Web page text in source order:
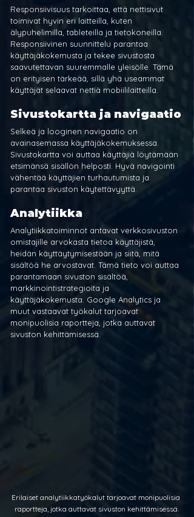
Responsiivisuus tarkoittaa, että nettisivut
toimivat hyvin eri laitteilla, kuten
älypuhelimilla, tableteilla ja tietokoneilla.
Responsiivinen suunnittelu parantaa
käyttäjäkokemusta ja tekee sivustosta
saavutettavan suuremmalle yleisölle. Tämä
on erityisen tärkeää, sillä yhä useammat
käyttäjät selaavat nettiä mobiililaitteilla.
Sivustokartta ja navigaatio
Selkeä ja looginen navigaatio on
avainasemassa käyttäjäkokemuksessa.
Sivustokartta voi auttaa käyttäjiä löytämään
etsimänsä sisällön helposti. Hyvä navigointi
vähentää käyttäjien turhautumista ja
parantaa sivuston käytettävyyttä.
Analytiikka
Analytiikkatoiminnot antavat verkkosivuston
omistajille arvokasta tietoa käyttäjistä,
heidän käyttäytymisestään ja siitä, mitä
sisältöä he arvostavat. Tämä tieto voi auttaa
parantamaan sivuston sisältöä,
markkinointistrategioita ja
käyttäjäkokemusta. Google Analytics ja
muut vastaavat työkalut tarjoavat
monipuolisia raportteja, jotka auttavat
sivuston kehittämisessä.
Erilaiset analytiikkatyökalut tarjoavat monipuolisia
raportteja, jotka auttavat sivuston kehittämisessä.